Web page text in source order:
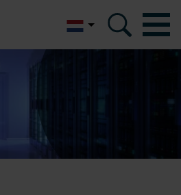
English
referenties